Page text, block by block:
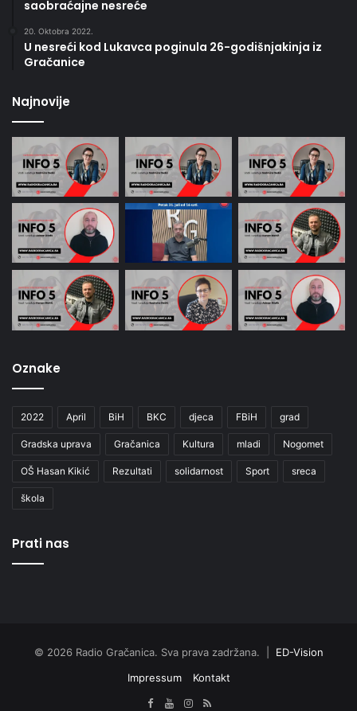
saobraćajne nesreće
20. Oktobra 2022.
U nesreći kod Lukavca poginula 26-godišnjakinja iz
Gračanice
Najnovije
Oznake
2022 April BiH BKC djeca FBiH grad
Gradska uprava Gračanica Kultura mladi Nogomet
OŠ Hasan Kikić Rezultati solidarnost Sport sreca
škola
Prati nas
© 2026 Radio Gračanica. Sva prava zadržana. | ED-Vision
Impressum
Kontakt